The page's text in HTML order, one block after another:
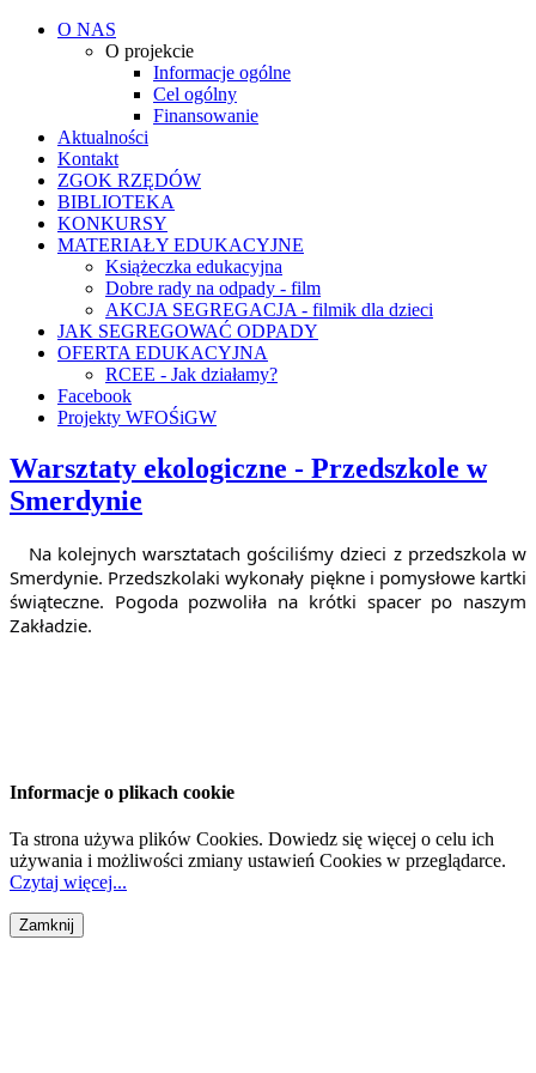
O NAS
O projekcie
Informacje ogólne
Cel ogólny
Finansowanie
Aktualności
Kontakt
ZGOK RZĘDÓW
BIBLIOTEKA
KONKURSY
MATERIAŁY EDUKACYJNE
Książeczka edukacyjna
Dobre rady na odpady - film
AKCJA SEGREGACJA - filmik dla dzieci
JAK SEGREGOWAĆ ODPADY
OFERTA EDUKACYJNA
RCEE - Jak działamy?
Facebook
Projekty WFOŚiGW
Warsztaty ekologiczne - Przedszkole w
Smerdynie
Na kolejnych warsztatach gościliśmy dzieci z przedszkola w
Smerdynie. Przedszkolaki wykonały piękne i pomysłowe kartki
świąteczne. Pogoda pozwoliła na krótki spacer po naszym
Zakładzie.
Informacje o plikach cookie
Ta strona używa plików Cookies. Dowiedz się więcej o celu ich
używania i możliwości zmiany ustawień Cookies w przeglądarce.
Czytaj więcej...